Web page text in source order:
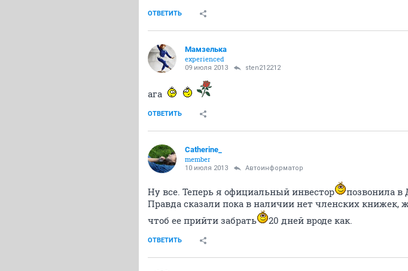
ОТВЕТИТЬ
Мамзелька
experienced
09 июля 2013 sten212212
ага
ОТВЕТИТЬ
Catherine_
member
10 июля 2013 Автоинформатор
Ну все. Теперь я официальный инвестор
позвонила в
Правда сказали пока в наличии нет членских книжек,
чтоб ее прийти забрать
20 дней вроде как.
ОТВЕТИТЬ